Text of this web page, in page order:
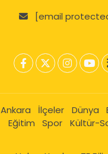
[email
Ankara İlçeler Dünya
Eğitim
Spor Kültür-